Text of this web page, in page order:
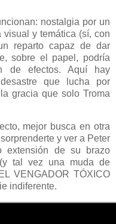
nostalgia por un
y temática (sí, con
reparto capaz de dar
sobre el papel, podría
de efectos. Aquí hay
que lucha por
gracia que solo Troma
mejor busca en otra
y ver a Peter
extensión de su brazo
tal vez una muda de
VENGADOR TÓXICO
indiferente.